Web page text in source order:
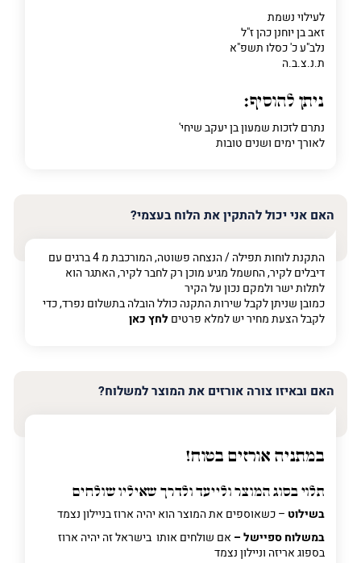
לעילוי נשמת
זאב בן יוחנן כהן ז"ל
נלב"ע כ' כסלו תשפ"א
ת.נ.צ.ב.ה
ניתן להוסיף:
נתרם לזכות שמעון בן יעקב שיחי'
לאורך ימים ושנים טובות
האם אני יכול להתקין את הלוח בעצמי?
התקנת לוחות תפילה / הנצחה פשוטה, המורכבת מ 4 ברגים עם
דיבלים לקיר, החשמל מגיע מוכן רק לחבר לקיר, האתגר הוא
לתלות ישר ולמקם נכון על הקיר
כמובן שניתן לקבל שירות התקנה כולל הובלה בתשלום נפרד, כדי
לקבל הצעת מחיר יש למלא פרטים לחץ כאן
האם ובאיזו צורה אורזים את המוצר למשלוח?
במתניה אורזים בטוח!
תלוי בסוג המוצר ולייעד ולדרך שאיליו שולחים
בשילוט – כשאוספים את המוצר הוא יהיה ארוז בניילון נצמד
במשלוח ספיישל – אם שולחים אותו בישראל זה יהיה ארוז
בספוג אריזה וניילון נצמד